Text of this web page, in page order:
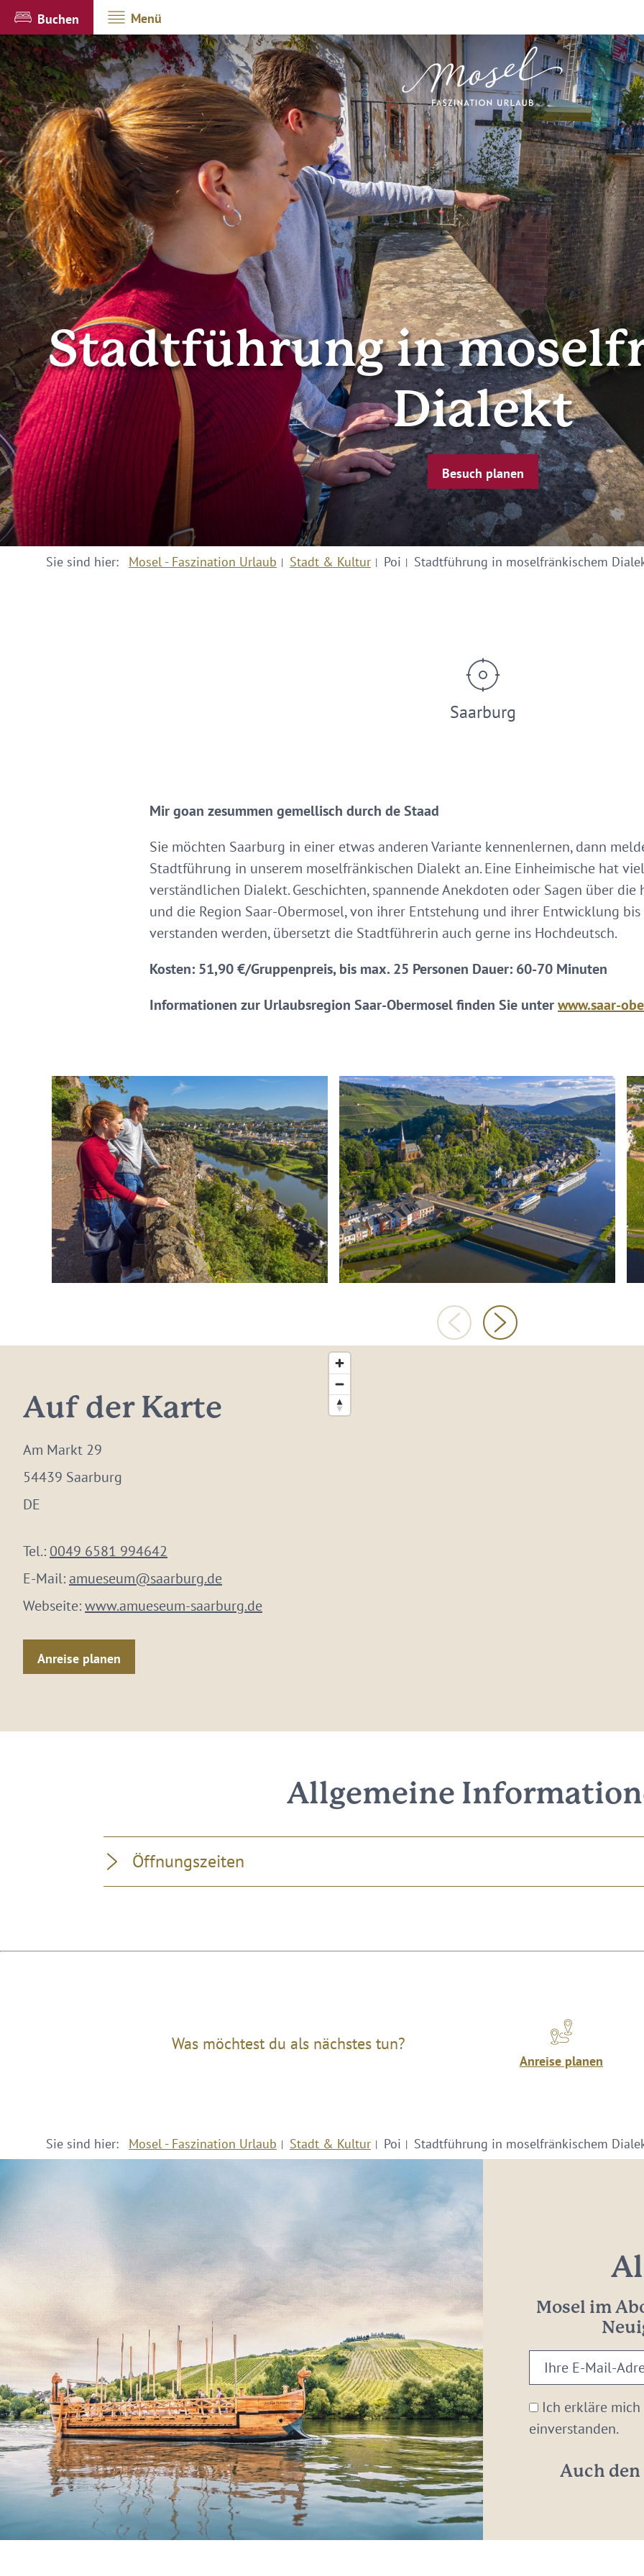
Buchen Menü
Stadtführung in
Dialekt
Besuch planen
Sie sind hier: Mosel - Faszination Urlaub Stadt & Kultur Poi Stadtführung in moselfränkischem
Saarburg
Mir goan zesummen gemellisch durch de Staad
Sie möchten Saarburg in einer etwas anderen Variante kennenlernen, dann
Stadtführung in unserem moselfränkischen Dialekt an. Eine Einheimische hat
verständlichen Dialekt. Geschichten, spannende Anekdoten oder Sagen über
und die Region Saar-Obermosel, von ihrer Entstehung und ihrer Entwicklung
verstanden werden, übersetzt die Stadtführerin auch gerne ins Hochdeutsch.
Kosten: 51,90 €/Gruppenpreis, bis max. 25 Personen Dauer: 60-70 Minuten
Informationen zur Urlaubsregion Saar-Obermosel finden Sie unterwww.saar-
Auf der Karte
Am Markt 29
54439 Saarburg
DE
Tel.: 0049 6581 994642
E-Mail: amueseum@saarburg.de
Webseite:www.amueseum-saarburg.de
Anreise planen
Allgemeine
Öffnungszeiten
Was möchtest du als nächstes tun?
Anreise planen
Sie sind hier: Mosel - Faszination Urlaub Stadt & Kultur Poi Stadtführung in moselfränkischem
Mosel im
Ihre
E-
Mail-
Adresse:
Ich erkläre
einverstanden.
Auch den